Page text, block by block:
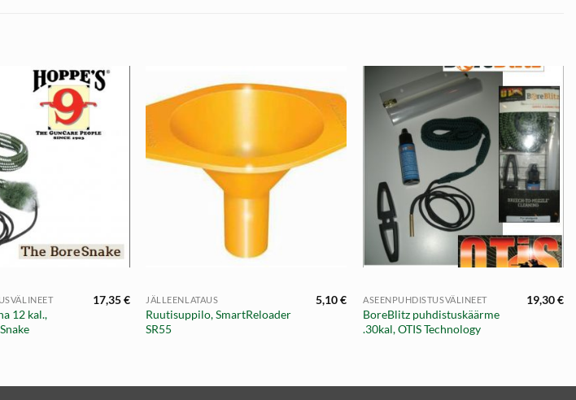
12 kal.,
17,35€ JÄLLEENLATAUS
Ruutisuppilo, SmartReloader
SR55
5,10€
+
ASEENPUHDISTUSVÄLINEET
BoreBlitz puhdistuskäärme
.30kal, OTIS Technology
19,30€